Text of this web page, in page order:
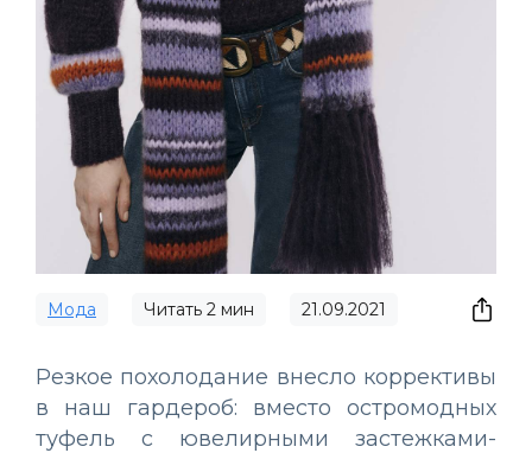
Мода Читать 2 мин 21.09.2021
Резкое похолодание внесло коррективы
в наш гардероб: вместо остромодных
туфель с ювелирными застежками-